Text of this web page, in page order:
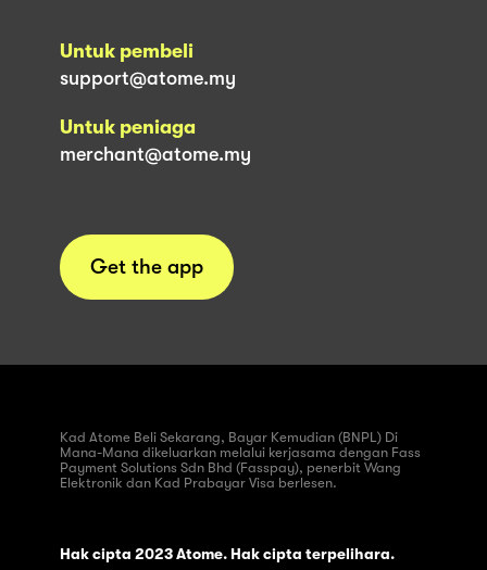
Untuk pembeli
support@atome.my
Untuk peniaga
merchant@atome.my
Get the app
Kad Atome Beli Sekarang, Bayar Kemudian (BNPL) Di
Mana-Mana dikeluarkan melalui kerjasama dengan Fass
Payment Solutions Sdn Bhd (Fasspay), penerbit Wang
Elektronik dan Kad Prabayar Visa berlesen.
Hak cipta 2023 Atome. Hak cipta terpelihara.